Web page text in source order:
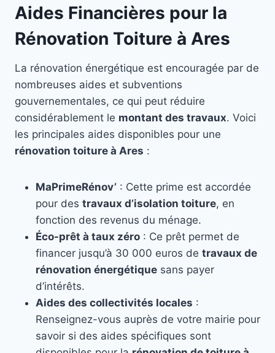
Aides Financières pour la
Rénovation Toiture à Ares
La rénovation énergétique est encouragée par de
nombreuses aides et subventions
gouvernementales, ce qui peut réduire
considérablement le montant des travaux. Voici
les principales aides disponibles pour une
rénovation toiture à Ares :
MaPrimeRénov’ : Cette prime est accordée
pour des travaux d’isolation toiture, en
fonction des revenus du ménage.
Éco-prêt à taux zéro : Ce prêt permet de
financer jusqu’à 30 000 euros de travaux de
rénovation énergétique sans payer
d’intérêts.
Aides des collectivités locales :
Renseignez-vous auprès de votre mairie pour
savoir si des aides spécifiques sont